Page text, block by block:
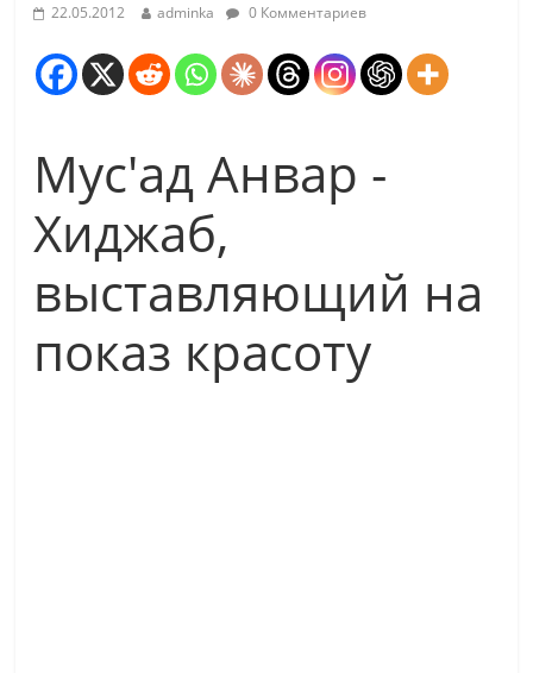
22.05.2012 adminka 0 Комментариев
Мус'ад Анвар -
Хиджаб,
выставляющий на
показ красоту